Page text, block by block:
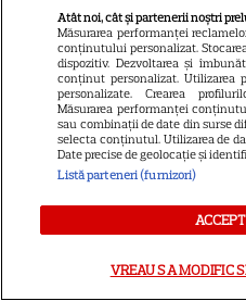
Loto
Cum
Atât noi, cât și partenerii noștri
Măsurarea performanței
conținutului personalizat.
dispozitiv. Dezvoltarea și
conținut personalizat. Utilizarea
personalizate. Crearea
Măsurarea performanței
sau combinații de date din surse
selecta conținutul. Utilizarea de
Date precise de geolocație și
Listă parteneri (furnizori)
VREAU SA MODIFIC